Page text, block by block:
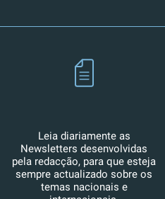
Leia diariamente as
Newsletters desenvolvidas
pela redacção, para que esteja
sempre actualizado sobre os
temas nacionais e